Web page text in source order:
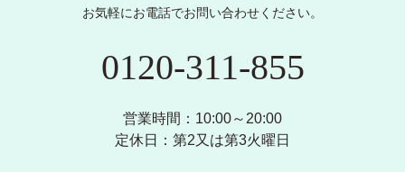
お気軽にお電話でお問い合わせください。
0120-311-855
営業時間：10:00～20:00
定休日：第2又は第3火曜日